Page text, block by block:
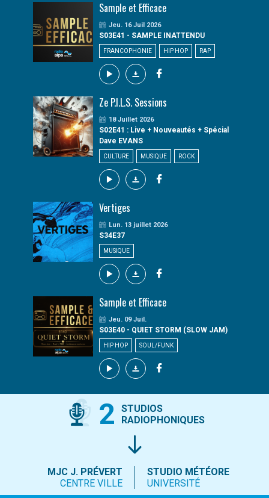
Sample et Efficace
Jeu. 16 Juil 2026
S03E41 - SAMPLE INATTENDU
FRANCOPHONIE HIP HOP RAP
Ze P.I.L.S. Sessions
18 Juillet 2026
S02E41 : Live + Nouveautés + Spécial
Dave EVANS
CULTURE MUSIQUE ROCK
Vertiges
Lun. 13 juillet 2026
S34E37
MUSIQUE
Sample et Efficace
Jeu. 09 Juil.
S03E40 - QUIET STORM (SLOW JAM)
HIP HOP SOUL/FUNK
2
STUDIOS
RADIOPHONIQUES
MJC J. PRÉVERT
CENTRE VILLE
STUDIO MÉTÉORE
UNIVERSITÉ